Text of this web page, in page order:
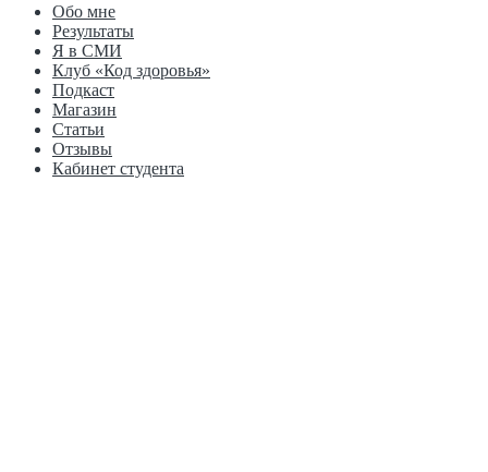
Обо мне
Результаты
Я в СМИ
Клуб «Код здоровья»
Подкаст
Магазин
Статьи
Отзывы
Кабинет студента